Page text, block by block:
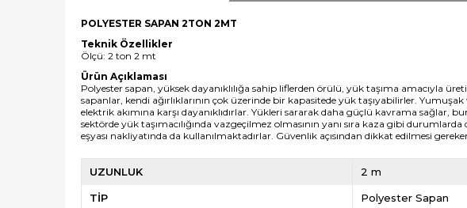
POLYESTER SAPAN 2TON 2MT
Teknik Özellikler
Ölçü: 2 ton 2 mt
Ürün Açıklaması
Polyester sapan, yüksek dayanıklılığa sahip liflerden örülü, yük taşıma amacıyla
sapanlar, kendi ağırlıklarının çok üzerinde bir kapasitede yük taşıyabilirler.
elektrik akımına karşı dayanıklıdırlar. Yükleri sararak daha güçlü kavrama sağlar,
sektörde yük taşımacılığında vazgeçilmez olmasının yanı sıra kaza gibi
eşyası nakliyatında da kullanılmaktadırlar. Güvenlik açısından dikkat edilmesi
UZUNLUK 2 m
TİP Polyester Sapan